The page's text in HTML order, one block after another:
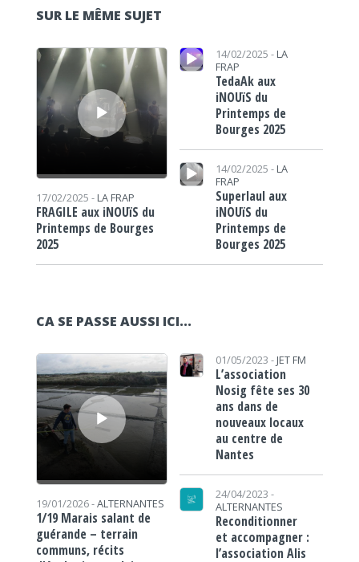
SUR LE MÊME SUJET
Lecteur audio
17/02/2025 - LA FRAP
FRAGILE aux iNOUïS du
Printemps de Bourges
2025
Lecteur audio 14/02/2025 - LA
FRAP
TedaAk aux
iNOUïS du
Printemps de
Bourges 2025
Lecteur audio
14/02/2025 - LA
FRAP
Superlaul aux
iNOUïS du
Printemps de
Bourges 2025
CA SE PASSE AUSSI ICI...
Lecteur audio
19/01/2026 -ALTERNANTES
1/19 Marais salant de
guérande – terrain
communs, récits
01/05/2023 - JET FM
L’association
Nosig fête ses 30
ans dans de
nouveaux locaux
au centre de
Nantes
24/04/2023 -
ALTERNANTES
Reconditionner
et accompagner :
l’association Alis